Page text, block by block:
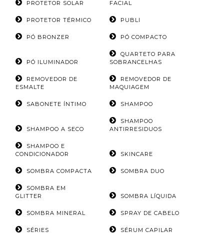
PROTETOR SOLAR
FACIAL
PROTETOR TÉRMICO PUBLI
PÓ BRONZER PÓ COMPACTO
PÓ ILUMINADOR
QUARTETO PARA
SOBRANCELHAS
REMOVEDOR DE
ESMALTE
REMOVEDOR DE
MAQUIAGEM
SABONETE ÍNTIMO SHAMPOO
SHAMPOO A SECO
SHAMPOO
ANTIRRESIDUOS
SHAMPOO E
CONDICIONADOR
SKINCARE
SOMBRA COMPACTA SOMBRA DUO
SOMBRA EM
GLITTER
SOMBRA LÍQUIDA
SOMBRA MINERAL SPRAY DE CABELO
SÉRIES SÉRUM CAPILAR